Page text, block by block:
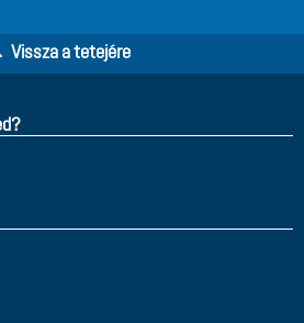
Vissza a tetejére